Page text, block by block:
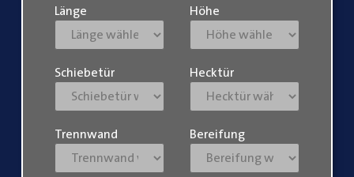
Länge Höhe
Schiebetür Hecktür
Trennwand Bereifung